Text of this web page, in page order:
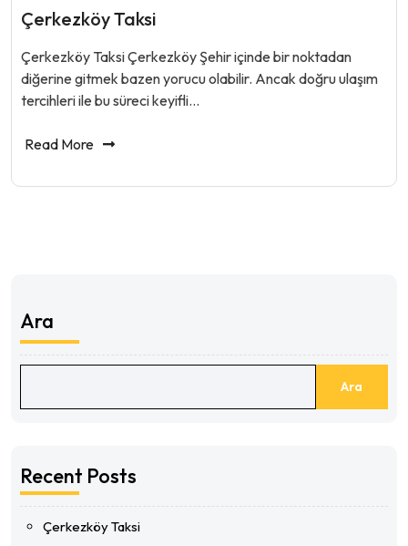
Çerkezköy Taksi
Çerkezköy Taksi Çerkezköy Şehir içinde bir noktadan
diğerine gitmek bazen yorucu olabilir. Ancak doğru ulaşım
tercihleri ile bu süreci keyifli…
Read More
Ara
Ara
Recent Posts
Çerkezköy Taksi